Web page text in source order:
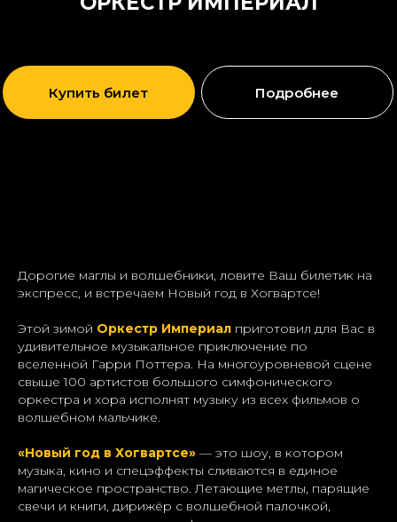
Дорогие маглы и волшебники, ловите Ваш билетик на
экспресс, и встречаем Новый год в Хогвартсе!
Этой зимой Оркестр Империал приготовил для Вас в
удивительное музыкальное приключение по
вселенной Гарри Поттера. На многоуровневой сцене
свыше 100 артистов большого симфонического
оркестра и хора исполнят музыку из всех фильмов о
волшебном мальчике.
«Новый год в Хогвартсе» — это шоу, в котором
музыка, кино и спецэффекты сливаются в единое
магическое пространство. Летающие метлы, парящие
свечи и книги, дирижёр с волшебной палочкой,